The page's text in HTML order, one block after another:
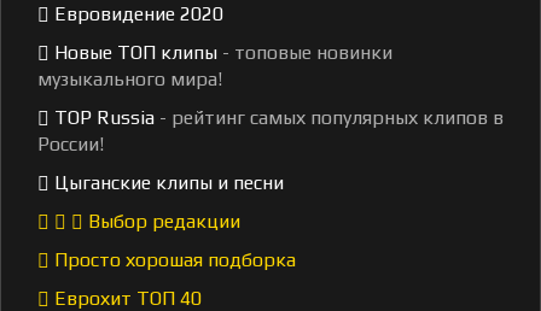
Евровидение 2020
Новые ТОП клипы - топовые новинки
музыкального мира!
TOP Russia - рейтинг самых популярных клипов в
России!
Цыганские клипы и песни
Выбор редакции
Просто хорошая подборка
Еврохит ТОП 40